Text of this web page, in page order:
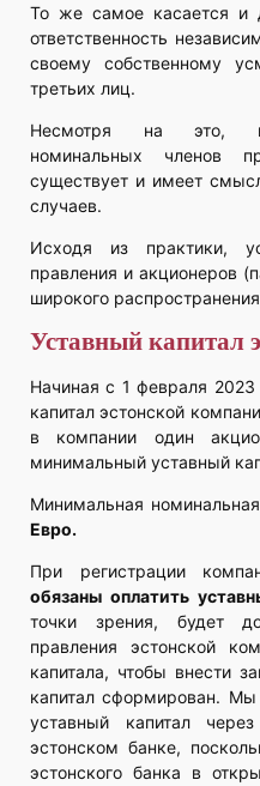
То же самое касается и
ответственность
своему собственному
третьих лиц.
Несмотря на это,
номинальных членов
существует и имеет
случаев.
Исходя из практики,
правления и акционеров
широкого
Уставный капитал
Начиная с 1 февраля
капитал эстонской
в компании один
минимальный уставный
Минимальная
Евро.
При регистрации
обязаны оплатить
точки зрения, будет
правления эстонской
капитала, чтобы внести
капитал сформирован.
уставный капитал
эстонском банке,
эстонского банка в